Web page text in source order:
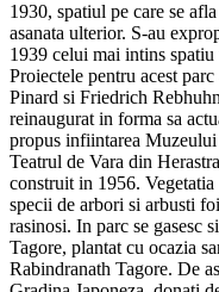
1930, spatiul pe care se
asanata ulterior. S-au
1939 celui mai intins
Proiectele pentru acest
Pinard si Friedrich
reinaugurat in forma sa
propus infiintarea
Teatrul de Vara din
construit in 1956.
specii de arbori si arbusti
rasinosi. In parc se gasesc
Tagore, plantat cu ocazia
Rabindranath Tagore. De